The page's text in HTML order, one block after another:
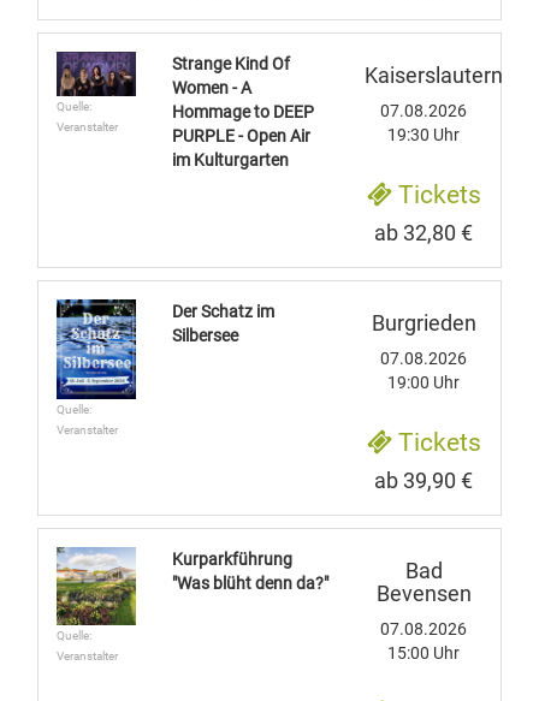
Quelle:
Veranstalter
Strange Kind Of
Women - A
Hommage to DEEP
PURPLE - Open Air
im Kulturgarten
Kaiserslautern
07.08.2026
19:30 Uhr
Tickets
ab 32,80 €
Quelle:
Veranstalter
Der Schatz im
Silbersee
Burgrieden
07.08.2026
19:00 Uhr
Tickets
ab 39,90 €
Quelle:
Veranstalter
Kurparkführung
"Was blüht denn da?"
Bad
Bevensen
07.08.2026
15:00 Uhr